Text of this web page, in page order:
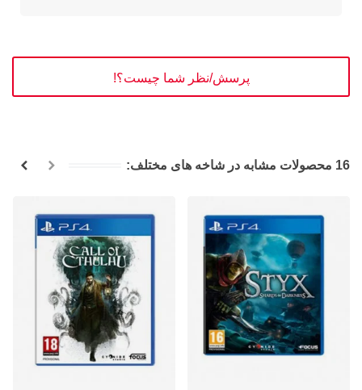
پرسش/نظر شما چیست؟!
16 محصولات مشابه در شاخه های مختلف: